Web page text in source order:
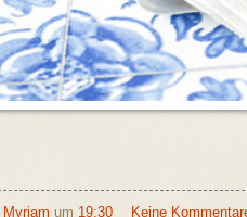
Myriam um 19:30 Keine